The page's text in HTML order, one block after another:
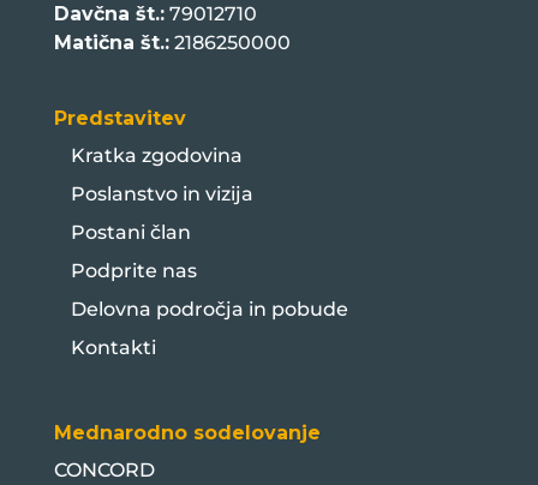
Davčna št.:79012710
Matična št.:2186250000
Predstavitev
Kratka zgodovina
Poslanstvo in vizija
Postani član
Podprite nas
Delovna področja in pobude
Kontakti
Mednarodno sodelovanje
CONCORD